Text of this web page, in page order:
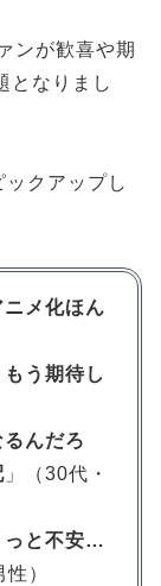
ンが歓喜や期
となりまし
クアップし
メ化ほん
う期待し
んだろ
」（30代・
っと不安…
）